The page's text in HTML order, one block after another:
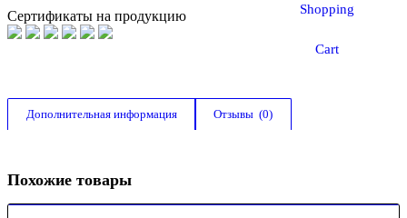
Shopping
Cart
Сертификаты на продукцию
Дополнительная информация Отзывы  (0)
Похожие товары